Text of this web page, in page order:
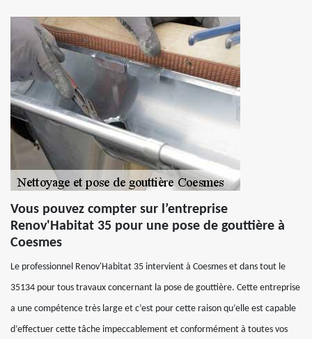
Vous pouvez compter sur l’entreprise
Renov'Habitat 35 pour une pose de gouttière à
Coesmes
Le professionnel Renov'Habitat 35 intervient à Coesmes et dans tout le
35134 pour tous travaux concernant la pose de gouttière. Cette entreprise
a une compétence très large et c’est pour cette raison qu’elle est capable
d’effectuer cette tâche impeccablement et conformément à toutes vos